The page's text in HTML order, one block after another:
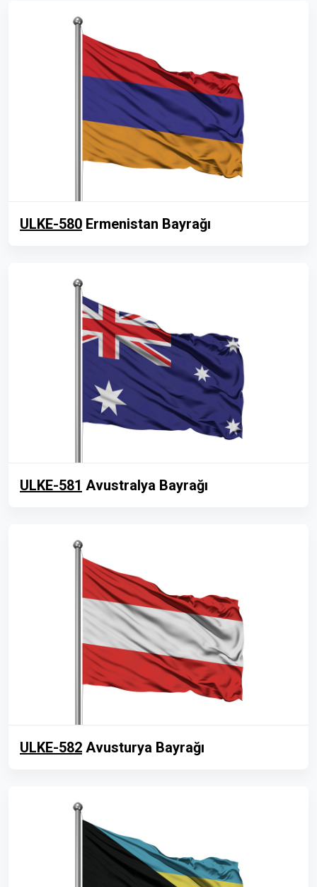
ULKE-580 Ermenistan Bayrağı
ULKE-581 Avustralya Bayrağı
ULKE-582 Avusturya Bayrağı